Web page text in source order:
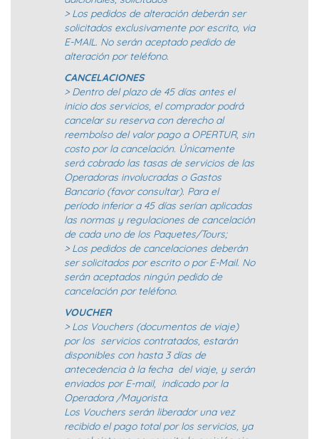
> Los pedidos de alteración deberán ser
solicitados exclusivamente por escrito, via
E-MAIL. No serán aceptado pedido de
alteración por teléfono.
CANCELACIONES
> Dentro del plazo de 45 días antes el
inicio dos servicios, el comprador podrá
cancelar su reserva con derecho al
reembolso del valor pago a OPERTUR, sin
costo por la cancelación. Únicamente
será cobrado las tasas de servicios de las
Operadoras involucradas o Gastos
Bancario (favor consultar). Para el
período inferior a 45 días serían aplicadas
las normas y regulaciones de cancelación
de cada uno de los Paquetes/Tours;
> Los pedidos de cancelaciones deberán
ser solicitados por escrito o por E-Mail. No
serán aceptados ningún pedido de
cancelación por teléfono.
VOUCHER
> Los Vouchers (documentos de viaje)
por los servicios contratados, estarán
disponibles con hasta 3 días de
antecedencia à la fecha del viaje, y serán
enviados por E-mail, indicado por la
Operadora /Mayorista.
Los Vouchers serán liberador una vez
recibido el pago total por los servicios, ya